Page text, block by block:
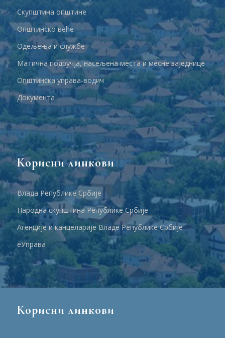
Скупштина општине
Општинско веће
Одељења и службе
Матична подручја, насељена места и месне заједнице
Општинска управа-водич
Документа
Корисни линкови
Влада Републике Србије
Народна скупштина Републике Србије
Агенције и канцеларије Владе Републике Србије
еУправа
Корисни линкови